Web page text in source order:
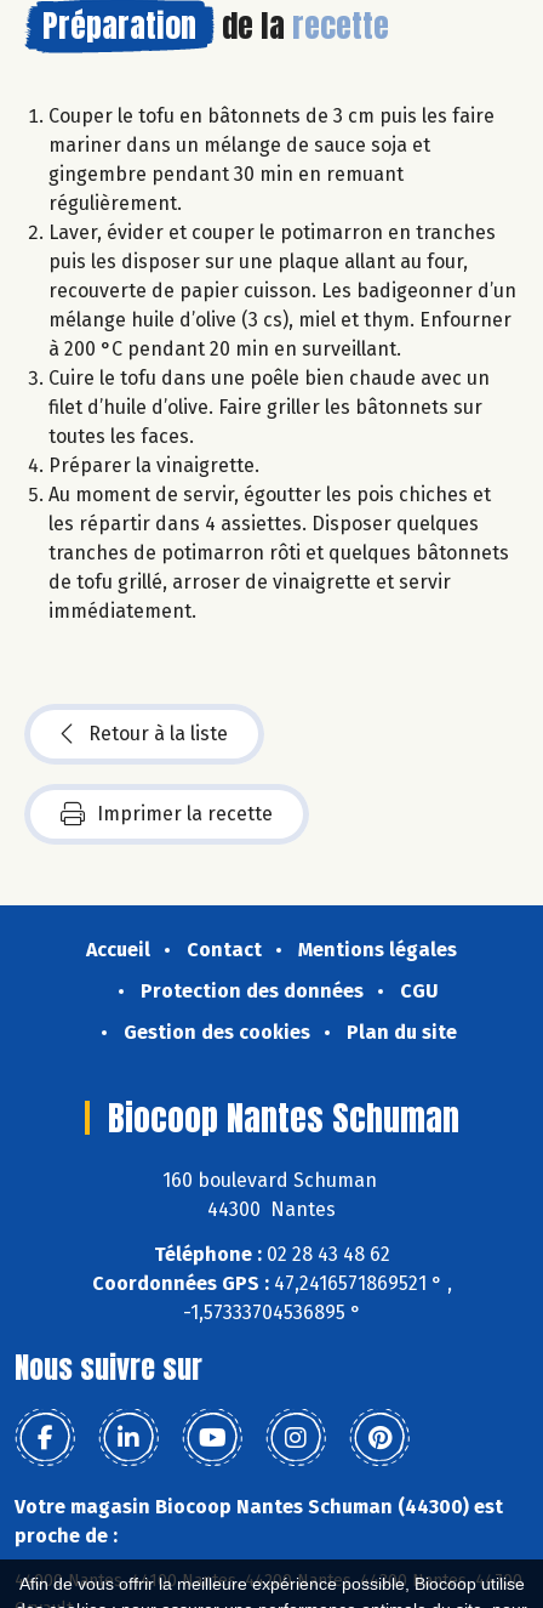
Afin de vous offrir la meilleure expérience possible, Biocoop utilise
Préparation de la recette
Couper le tofu en bâtonnets de 3 cm puis les faire
mariner dans un mélange de sauce soja et
gingembre pendant 30 min en remuant
régulièrement.
Laver, évider et couper le potimarron en tranches
puis les disposer sur une plaque allant au four,
recouverte de papier cuisson. Les badigeonner d’un
mélange huile d’olive (3 cs), miel et thym. Enfourner
à 200 °C pendant 20 min en surveillant.
Cuire le tofu dans une poêle bien chaude avec un
filet d’huile d’olive. Faire griller les bâtonnets sur
toutes les faces.
Préparer la vinaigrette.
Au moment de servir, égoutter les pois chiches et
les répartir dans 4 assiettes. Disposer quelques
tranches de potimarron rôti et quelques bâtonnets
de tofu grillé, arroser de vinaigrette et servir
immédiatement.
Retour à la liste
Imprimer la recette
Accueil Contact
Mentions légales
Protection des données
CGU
Gestion des cookies
Plan du site
Biocoop Nantes Schuman
160 boulevard Schuman
44300 Nantes
Téléphone :02 28 43 48 62
Coordonnées GPS :47,2416571869521 ° ,
-1,57333704536895 °
Nous suivre sur
Votre magasin Biocoop Nantes Schuman (44300) est
proche de :
44000 Nantes, 44100 Nantes, 44200 Nantes, 44300 Nantes, 44700